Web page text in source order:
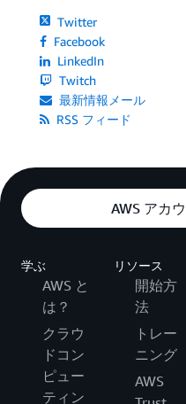
Twitter
Facebook
LinkedIn
Twitch
最新情報メール
RSS フィード
AWS アカ
学ぶ
AWS と
は？
クラウ
ドコン
ピュー
ティン
リソース
開始方
法
トレー
ニング
AWS